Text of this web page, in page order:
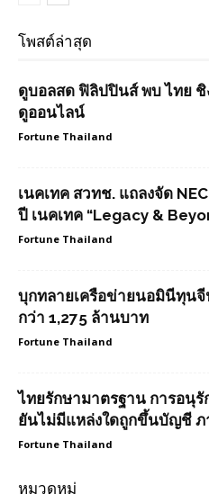
โพสต์ล่าสุด
ดูบอลสด ฟิลิปปินส์ พบ ไทย
ดูออนไลน์
Fortune Thailand
เนคเทค สวทช. แถลงจัด
ปี เนคเทค “Legacy &
Fortune Thailand
บุกทลายเครือข่ายนอมินีทุนจี
กว่า 1,275 ล้านบาท
Fortune Thailand
ไทยรักษามาตรฐาน การอนุรั
ยันไม่มีแหล่งใดถูกขึ้นบัญชี ภ
Fortune Thailand
หมวดหมู่